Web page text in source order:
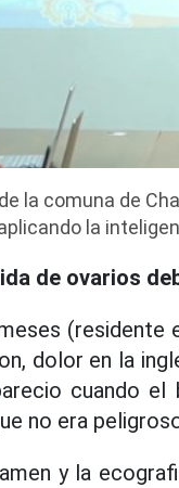
la comuna de
la
de ovarios
dolor en la
cuando
no era
y la